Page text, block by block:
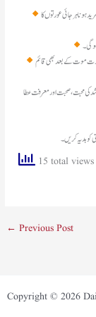
گی۔
کی محبت، صحبت اور معرفت عطا
کو ہدیہ کریں۔
15 total views
← Previous Post
Copyright © 2026